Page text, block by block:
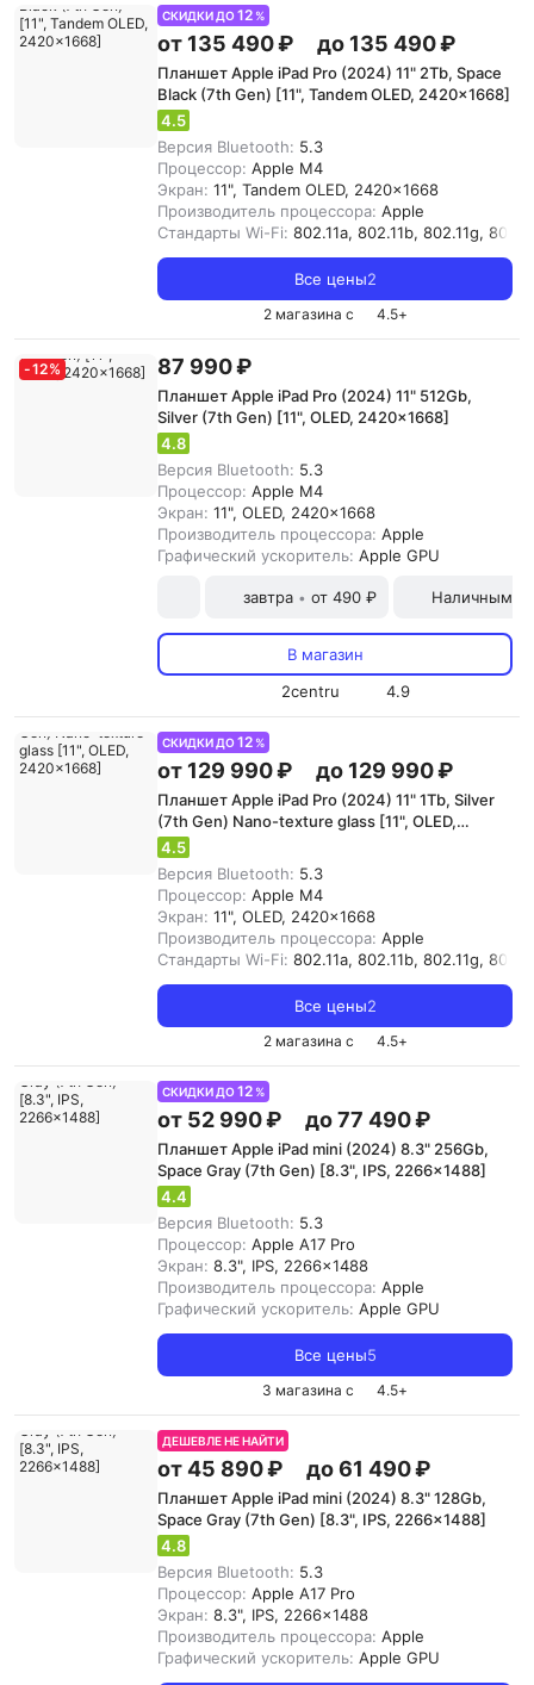
СКИДКИ ДО12 %
от 135 490 ₽ до 135 490 ₽
Планшет Apple iPad Pro (2024) 11" 2Tb, Space
Black (7th Gen) [11", Tandem OLED, 2420x1668]
4.5
Версия Bluetooth: 5.3
Процессор: Apple M4
Экран: 11", Tandem OLED, 2420x1668
Производитель процессора: Apple
Стандарты Wi-Fi: 802.11a, 802.11b, 802.11g,
Все цены2
2 магазина с 4.5+
-12% 87 990 ₽
Планшет Apple iPad Pro (2024) 11" 512Gb,
Silver (7th Gen) [11", OLED, 2420x1668]
4.8
Версия Bluetooth: 5.3
Процессор: Apple M4
Экран: 11", OLED, 2420x1668
Производитель процессора: Apple
Графический ускоритель: Apple GPU
завтра • от 490 ₽ Наличными
В магазин
2centru
4.9
СКИДКИ ДО12 %
от 129 990 ₽ до 129 990 ₽
Планшет Apple iPad Pro (2024) 11" 1Tb, Silver
(7th Gen) Nano-texture glass [11", OLED,
2420x1668]
4.5
Версия Bluetooth: 5.3
Процессор: Apple M4
Экран: 11", OLED, 2420x1668
Производитель процессора: Apple
Стандарты Wi-Fi: 802.11a, 802.11b, 802.11g,
Все цены2
2 магазина с 4.5+
СКИДКИ ДО12 %
от 52 990 ₽ до 77 490 ₽
Планшет Apple iPad mini (2024) 8.3" 256Gb,
Space Gray (7th Gen) [8.3", IPS, 2266x1488]
4.4
Версия Bluetooth: 5.3
Процессор: Apple A17 Pro
Экран: 8.3", IPS, 2266x1488
Производитель процессора: Apple
Графический ускоритель: Apple GPU
Все цены5
3 магазина с 4.5+
ДЕШЕВЛЕ НЕ НАЙТИ
от 45 890 ₽ до 61 490 ₽
Планшет Apple iPad mini (2024) 8.3" 128Gb,
Space Gray (7th Gen) [8.3", IPS, 2266x1488]
4.8
Версия Bluetooth: 5.3
Процессор: Apple A17 Pro
Экран: 8.3", IPS, 2266x1488
Производитель процессора: Apple
Графический ускоритель: Apple GPU